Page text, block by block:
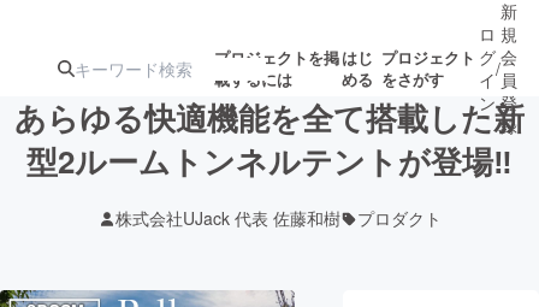
プロジェクトを掲
載するには
はじ
める
プロジェクト
をさがす
注目のリ
ターン
注目の新着プロ
ジェクト
募集終了が近いプ
ロジェクト
されます
ロ
グ
イ
ン
/
新
規
会
員
登
録
あらゆる快適機能を全て搭載した新
型2ルームトンネルテントが登場‼
株式会社UJack 代表 佐藤和樹 プロダクト